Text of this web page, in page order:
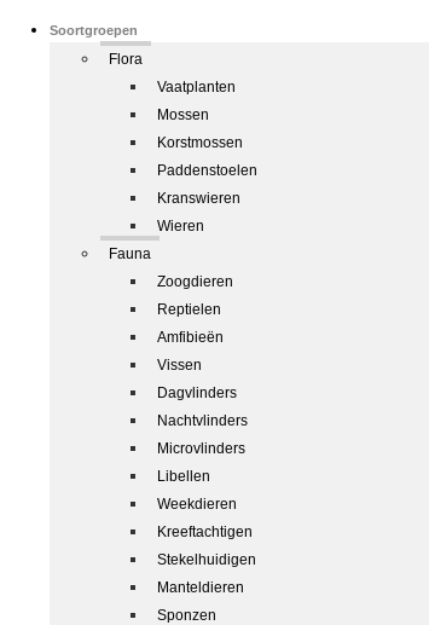
Soortgroepen
Flora
Vaatplanten
Mossen
Korstmossen
Paddenstoelen
Kranswieren
Wieren
Fauna
Zoogdieren
Reptielen
Amfibieën
Vissen
Dagvlinders
Nachtvlinders
Microvlinders
Libellen
Weekdieren
Kreeftachtigen
Stekelhuidigen
Manteldieren
Sponzen